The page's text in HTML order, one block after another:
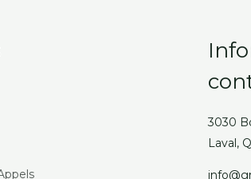
3030
Laval,